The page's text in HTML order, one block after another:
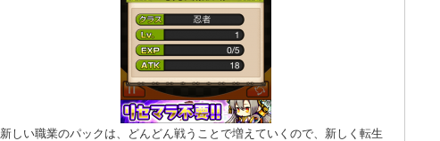
新しい職業のパックは、どんどん戦うことで増えていくので、新しく転生